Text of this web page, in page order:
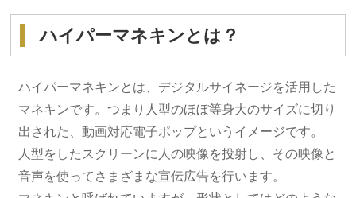
ハイパーマネキンとは？
ハイパーマネキンとは、デジタルサイネージを活用した
マネキンです。つまり人型のほぼ等身大のサイズに切り
出された、動画対応電子ポップというイメージです。
人型をしたスクリーンに人の映像を投射し、その映像と
音声を使ってさまざまな宣伝広告を行います。